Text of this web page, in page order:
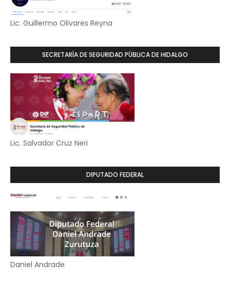
Lic. Guillermo Olivares Reyna
SECRETARÍA DE SEGURIDAD PÚBLICA DE HIDALGO
Lic. Salvador Cruz Neri
DIPUTADO FEDERAL
Daniel Andrade